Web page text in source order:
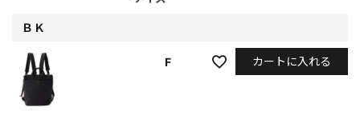
ＢＫ
F カートに入れる